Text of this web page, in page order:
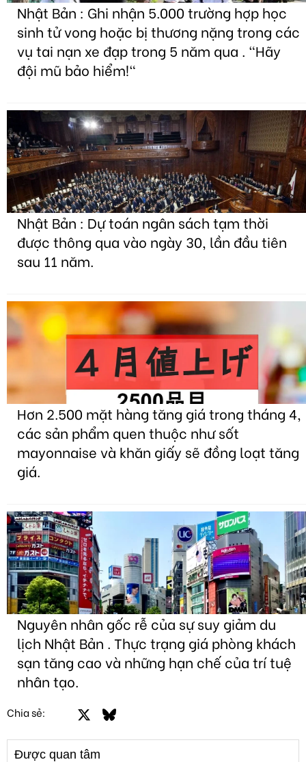
Nhật Bản : Ghi nhận 5.000 trường hợp học
sinh tử vong hoặc bị thương nặng trong các
vụ tai nạn xe đạp trong 5 năm qua . "Hãy
đội mũ bảo hiểm!"
Nhật Bản : Dự toán ngân sách tạm thời
được thông qua vào ngày 30, lần đầu tiên
sau 11 năm.
Hơn 2.500 mặt hàng tăng giá trong tháng 4,
các sản phẩm quen thuộc như sốt
mayonnaise và khăn giấy sẽ đồng loạt tăng
giá.
Nguyên nhân gốc rễ của sự suy giảm du
lịch Nhật Bản . Thực trạng giá phòng khách
sạn tăng cao và những hạn chế của trí tuệ
nhân tạo.
Chia sẻ: FacebookBluesky
Được quan tâm